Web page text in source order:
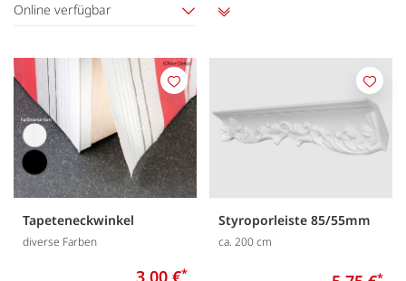
Online verfügbar
Tapeteneckwinkel
diverse Farben
3,00 €*
Merken
Styroporleiste 85/55mm
ca. 200 cm
*